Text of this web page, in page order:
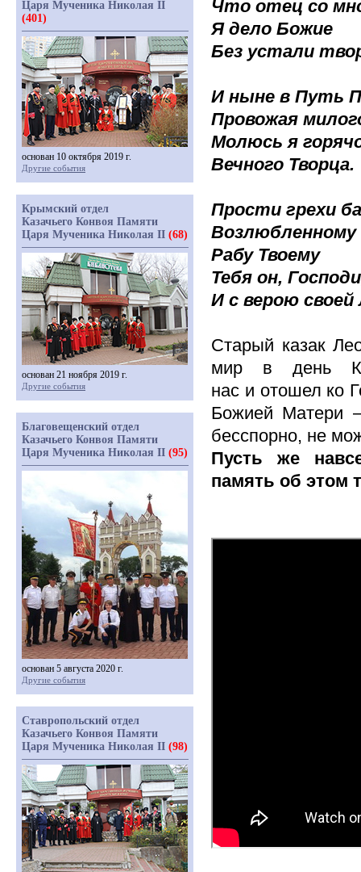
Что отец со
Я дело Божие
Без устали
И ныне в Путь
Провожая
Молюсь я
Вечного Творца.
Прости грехи
Возлюбленному
Рабу Твоему
Тебя он,
И с верою
Старый казак
мир в день
нас и отошел ко
Божией Матери
бесспорно, не
Пусть же
память об этом
Царя Мученика Николая II
(401)
основан 10 октября 2019 г.
Другие события
Крымский отдел
Казачьего Конвоя Памяти
Царя Мученика Николая II (68)
основан 21 ноября 2019 г.
Другие события
Благовещенский отдел
Казачьего Конвоя Памяти
Царя Мученика Николая II (95)
основан 5 августа 2020 г.
Другие события
Ставропольский отдел
Казачьего Конвоя Памяти
Царя Мученика Николая II (98)